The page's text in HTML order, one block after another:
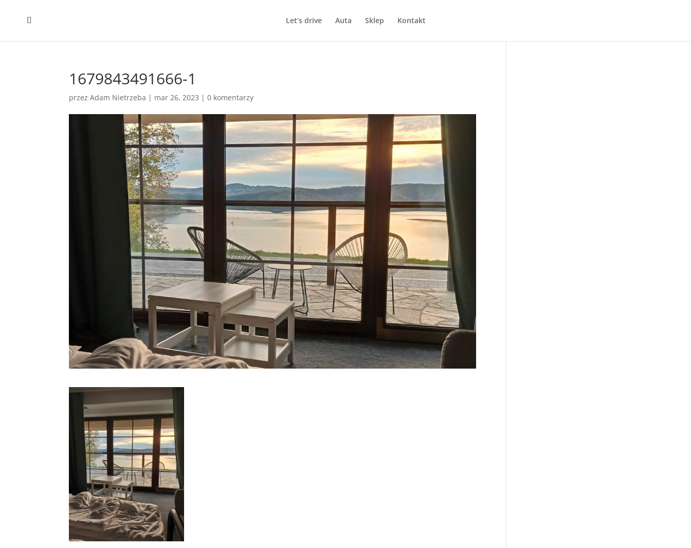
Let’s drive Auta Sklep Kontakt
1679843491666-1
przezAdam Nietrzeba | mar 26, 2023 |0 komentarzy